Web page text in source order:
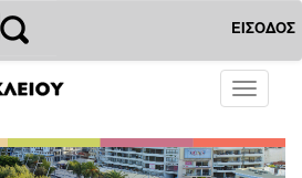
ΕΙΣΟΔΟΣ
Toggle